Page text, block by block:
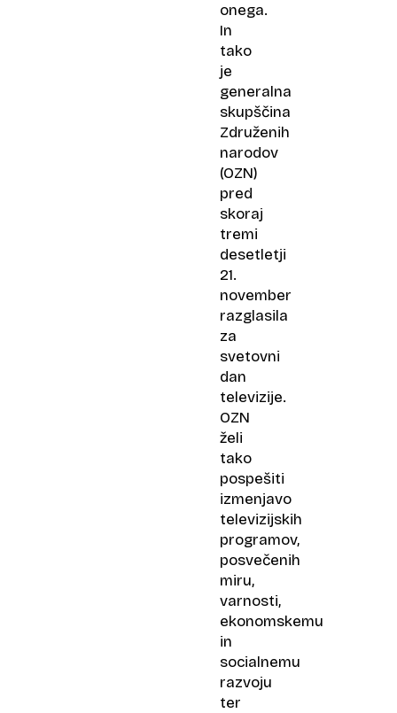
onega.
In
tako
je
generalna
skupščina
Združenih
narodov
(OZN)
pred
skoraj
tremi
desetletji
21.
november
razglasila
za
svetovni
dan
televizije.
OZN
želi
tako
pospešiti
izmenjavo
televizijskih
programov,
posvečenih
miru,
varnosti,
ekonomskemu
in
socialnemu
razvoju
ter